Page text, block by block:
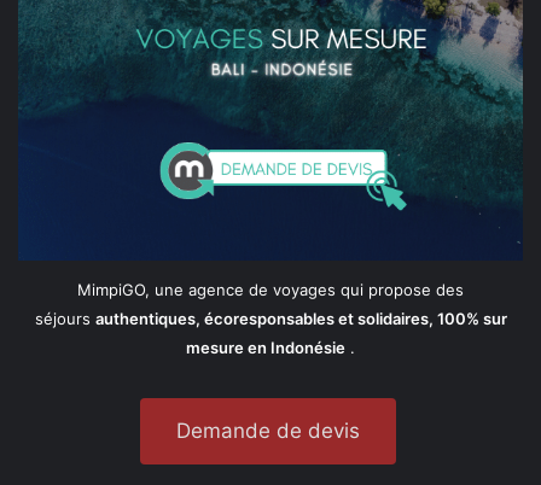
MimpiGO, une agence de voyages qui propose des
séjours authentiques, écoresponsables et solidaires, 100% sur
mesure en Indonésie .
Demande de devis